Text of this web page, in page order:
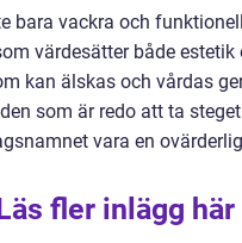
vackra och
värdesätter både
kan älskas och vårdas
som är redo att ta
vara en
fler inlägg här